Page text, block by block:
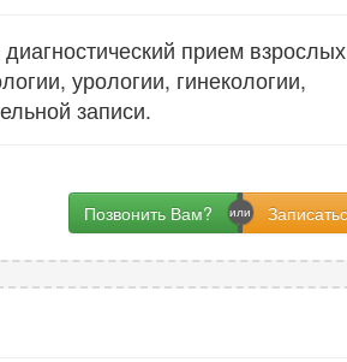
прием взрослых
урологии, гинекологии,
записи.
Позвонить Вам?